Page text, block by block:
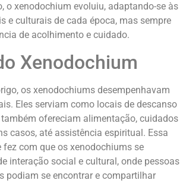
o xenodochium evoluiu, adaptando-se às
e culturais de cada época, mas sempre
de acolhimento e cuidado.
Xenodochium
os xenodochiums desempenhavam
Eles serviam como locais de descanso
ofereciam alimentação, cuidados
casos, até assistência espiritual. Essa
com que os xenodochiums se
interação social e cultural, onde pessoas
podiam se encontrar e compartilhar